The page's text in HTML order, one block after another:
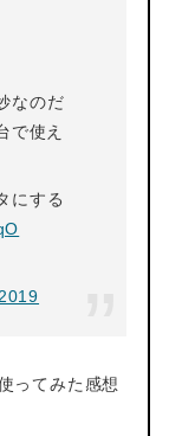
なのだ
で使え
にする
ってみた感想